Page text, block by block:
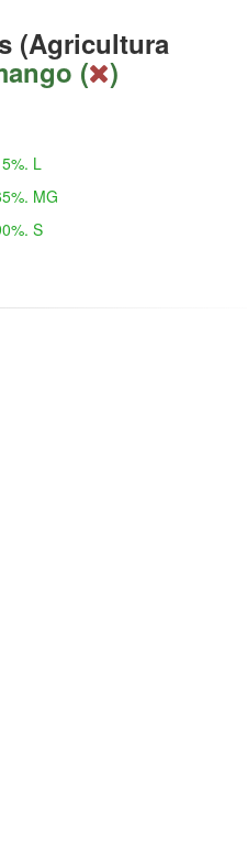
(Agricultura
( )
L
MG
S